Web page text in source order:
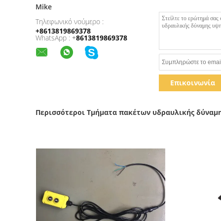
Mike
Τηλεφωνικό νούμερο :
+8613819869378
WhatsApp : +8613819869378
Επικοινωνία
Περισσότεροι Τμήματα πακέτων υδραυλικής